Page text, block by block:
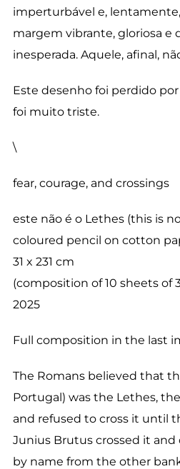
imperturbável e,
margem vibrante, gloriosa e
inesperada. Aquele, afinal,
Este desenho foi perdido
foi muito triste.
\
fear, courage, and crossings
este não é o Lethes (this is
coloured pencil on cotton
31 x 231 cm
(composition of 10 sheets of
2025
Full composition in the last
The Romans believed that
Portugal) was the Lethes,
and refused to cross it until
Junius Brutus crossed it and
by name from the other